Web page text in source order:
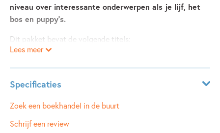
niveau over interessante onderwerpen als je lijf, het
bos en puppy’s.
Dit pakket bevat de volgende titels:
• kijk, dit is mijn huis!
• ik wil een pup
• wie ben jij?
Lees meer
Specificaties
Leeftijdsindicatie: 6 - 7 jaar
ISBN:
9789048758180
Zoek een boekhandel in de buurt
Schrijf een review